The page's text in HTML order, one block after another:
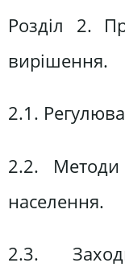
Розділ 2.
вирішення.
2.1.
2.2. Методи
населення.
2.3.